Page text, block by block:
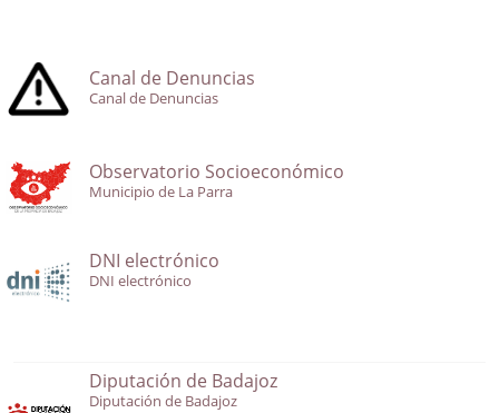
Canal de Denuncias
Canal de Denuncias
Observatorio Socioeconómico
Municipio de La Parra
DNI electrónico
DNI electrónico
Diputación de Badajoz
Diputación de Badajoz